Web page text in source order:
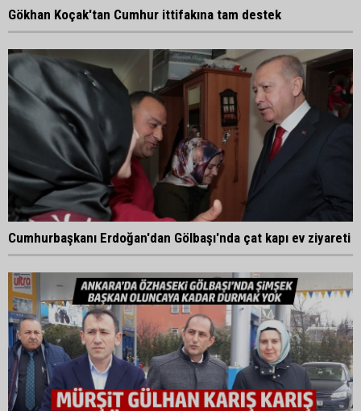
Gökhan Koçak'tan Cumhur ittifakına tam destek
Cumhurbaşkanı Erdoğan'dan Gölbaşı'nda çat kapı ev ziyareti